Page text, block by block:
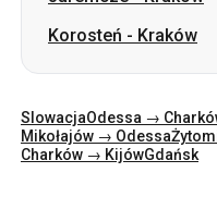
Korosteń - Kraków
SlowacjaOdessa →
Mikołajów → Odessa
Charków → KijówGdańsk